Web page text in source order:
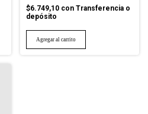
$6.749,10 con Transferencia o
depósito